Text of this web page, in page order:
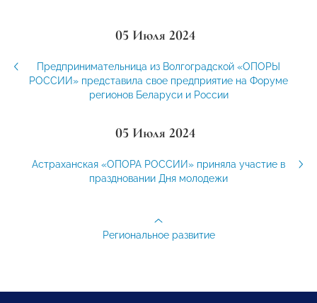
05 Июля 2024
Предпринимательница из Волгоградской «ОПОРЫ
РОССИИ» представила свое предприятие на Форуме
регионов Беларуси и России
05 Июля 2024
Астраханская «ОПОРА РОССИИ» приняла участие в
праздновании Дня молодежи
Региональное развитие